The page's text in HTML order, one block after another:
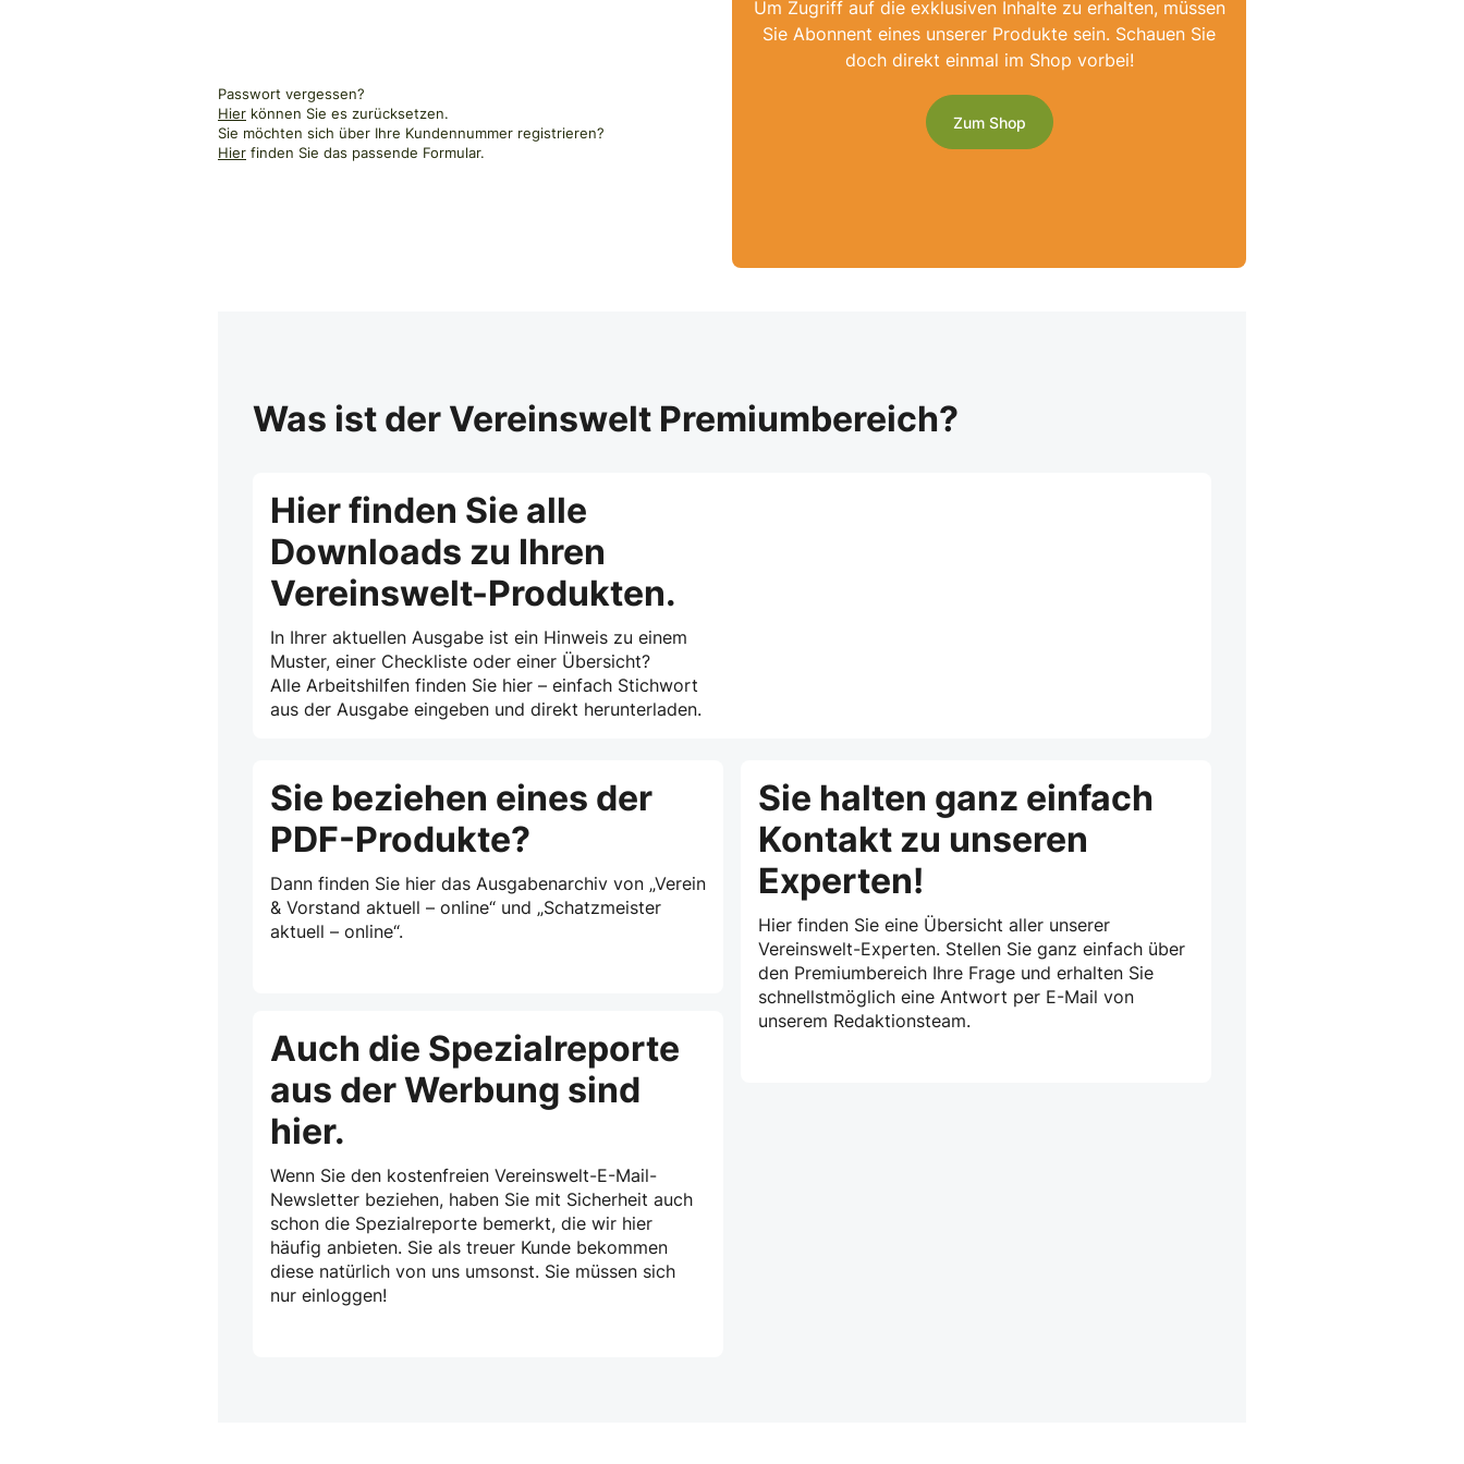
Passwort vergessen?
Hier können Sie es zurücksetzen.
Sie möchten sich über Ihre Kundennummer registrieren?
Hier finden Sie das passende Formular.
Um Zugriff auf die exklusiven Inhalte zu erhalten, müssen
Sie Abonnent eines unserer Produkte sein. Schauen Sie
doch direkt einmal im Shop vorbei!
Zum Shop
Was ist der Vereinswelt Premiumbereich?
Hier finden Sie alle
Downloads zu Ihren
Vereinswelt-Produkten.
In Ihrer aktuellen Ausgabe ist ein Hinweis zu einem
Muster, einer Checkliste oder einer Übersicht?
Alle Arbeitshilfen finden Sie hier – einfach Stichwort
aus der Ausgabe eingeben und direkt herunterladen.
Sie beziehen eines der
PDF-Produkte?
Dann finden Sie hier das Ausgabenarchiv von „Verein
& Vorstand aktuell – online“ und „Schatzmeister
aktuell – online“.
Auch die Spezialreporte
aus der Werbung sind
hier.
Wenn Sie den kostenfreien Vereinswelt-E-Mail-
Newsletter beziehen, haben Sie mit Sicherheit auch
schon die Spezialreporte bemerkt, die wir hier
häufig anbieten. Sie als treuer Kunde bekommen
diese natürlich von uns umsonst. Sie müssen sich
nur einloggen!
Sie halten ganz einfach
Kontakt zu unseren
Experten!
Hier finden Sie eine Übersicht aller unserer
Vereinswelt-Experten. Stellen Sie ganz einfach über
den Premiumbereich Ihre Frage und erhalten Sie
schnellstmöglich eine Antwort per E-Mail von
unserem Redaktionsteam.